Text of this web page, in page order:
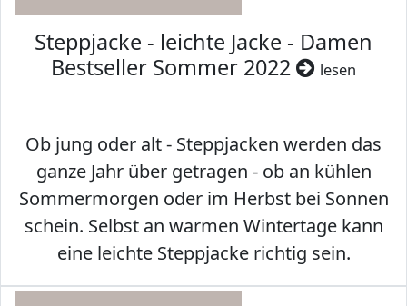
Steppjacke - leichte Jacke - Damen
Bestseller Sommer 2022
lesen
Ob jung oder alt - Steppjacken werden das
ganze Jahr über getragen - ob an kühlen
Sommermorgen oder im Herbst bei Sonnen
schein. Selbst an warmen Wintertage kann
eine leichte Steppjacke richtig sein.